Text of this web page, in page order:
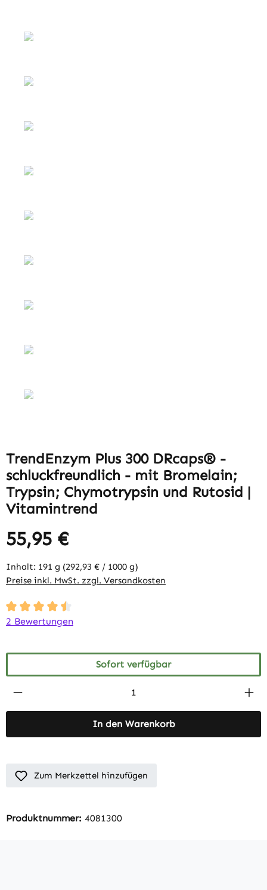
TrendEnzym Plus 300 DRcaps® -
schluckfreundlich - mit Bromelain;
Trypsin; Chymotrypsin und Rutosid |
Vitamintrend
55,95 €
Inhalt: 191 g (292,93 € / 1000 g)
Preise inkl. MwSt. zzgl. Versandkosten
Durchschnittliche Bewertung von 4.5 von 5 Sternen
2 Bewertungen
Sofort verfügbar
Produkt Anzahl: Gib den gewünschten
In den Warenkorb
Zum Merkzettel hinzufügen
Produktnummer: 4081300